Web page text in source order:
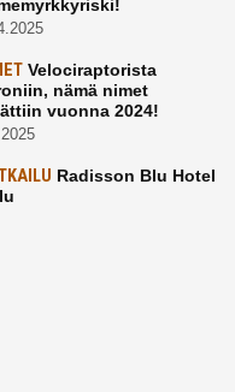
Velociraptorista
nämä nimet
vuonna 2024!
Radisson Blu Hotel